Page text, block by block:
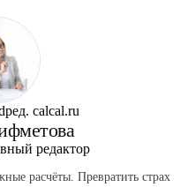
ред. calcal.ru
редактор
расчёты. Превратить страх